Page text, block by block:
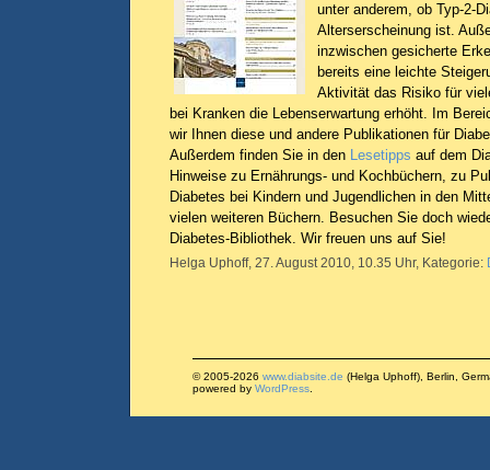
unter anderem, ob Typ-2-
Alterserscheinung ist.
inzwischen gesicherte
bereits eine leichte
Aktivität das Risiko für
bei Kranken die Lebenserwartung erhöht. Im
wir Ihnen diese und andere Publikationen für
Außerdem finden Sie in den Lesetipps auf dem
Hinweise zu Ernährungs- und Kochbüchern, zu
Diabetes bei Kindern und Jugendlichen in den
vielen weiteren Büchern. Besuchen Sie doch
Diabetes-Bibliothek. Wir freuen uns auf Sie!
Helga Uphoff, 27. August 2010, 10.35 Uhr, Kategorie:
© 2005-2026 www.diabsite.de (Helga Uphoff), Berlin,
powered by WordPress.